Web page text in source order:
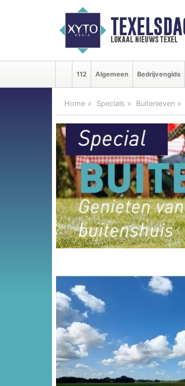
lokaal nieuws texel
112 Algemeen Bedrijvengids
Home Specials Buitenleven